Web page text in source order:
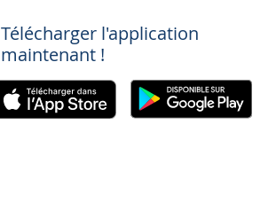
Télécharger l'application
maintenant !